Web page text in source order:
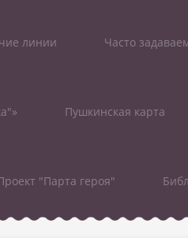
линии Часто
Пушкинская карта
"Парта героя"